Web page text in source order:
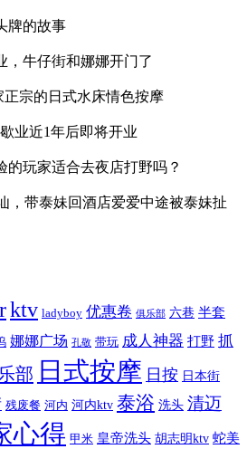
牌的故事
，牛仔街和娜娜开门了
宗的日式水床情色按摩
业近1年后即将开业
的玩家适合去夜店打野吗？
，带泰妹回酒店爱爱中途被泰妹扯
ktv ladyboy 优惠卷 俱乐部 六巷 半套
娜娜广场 孔敬 带玩 成人神器 打野 抓
部 日式按摩 日按 日本街
残废餐 河内 河内ktv 泰浴 洗头 清迈
心得 甲米 皇帝洗头 胡志明ktv 蛇美